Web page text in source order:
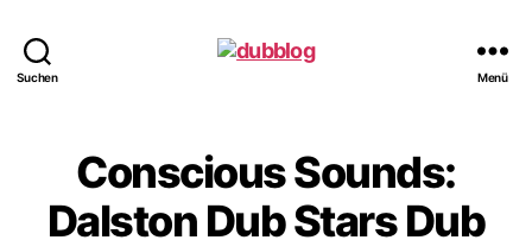
Suchen Menü
Conscious Sounds:
Dalston Dub Stars Dub